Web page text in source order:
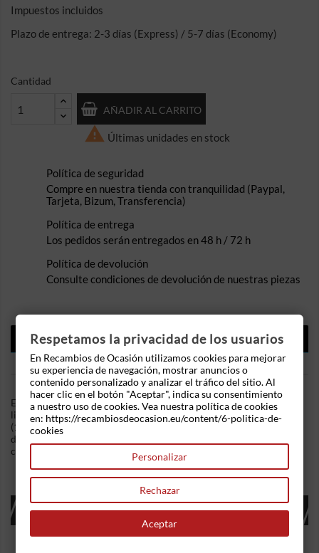
Impuestos incluidos
Plazo de entrega: 2-3 días (Express) / 5-7 días (Economy)
Cantidad
AÑADIR AL CARRITO
 Últimas unidades en stock
Política de seguridad
Compre en nuestra tienda con tranquilidad (Paypal,
Tarjeta, Bizum, Transferencia)
Política de entrega
Los pedidos serán entregados en 48 h / 72 h
Política de devolución
Consulte condiciones de devolución de nuestras piezas
DESCRIPCIÓN
DETALLES DEL PRODUCTO
En Recambios de Ocasion disponemos de Motor
limpiaparabrisas delantero Opel Astra G (1996-2008) 1.6 16V
(101 cv) .Referencia Interna: 10201732361134. Ademas,
disponemos de mas recambios, si tiene cualquier duda
consultenos.
16 OTROS PRODUCTOS EN LA MISMA
CATEGORÍA:
Respetamos la privacidad de los usuarios
En Recambios de Ocasión utilizamos cookies para mejorar
su experiencia de navegación, mostrar anuncios o
contenido personalizado y analizar el tráfico del sitio. Al
hacer clic en el botón "Aceptar", indica su consentimiento
a nuestro uso de cookies. Vea nuestra política de cookies
en: https://recambiosdeocasion.eu/content/6-politica-de-
cookies
Personalizar
Rechazar
Aceptar